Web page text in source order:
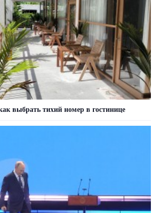
выбрать тихий номер в гостинице